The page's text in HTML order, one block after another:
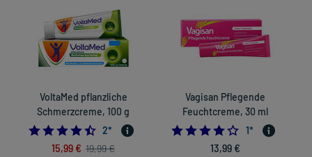
VoltaMed pflanzliche
Schmerzcreme, 100 g
4.5
2*
15,99 € 19,99 €
Vagisan Pflegende
Feuchtcreme, 30 ml
4.0
1*
13,99 €